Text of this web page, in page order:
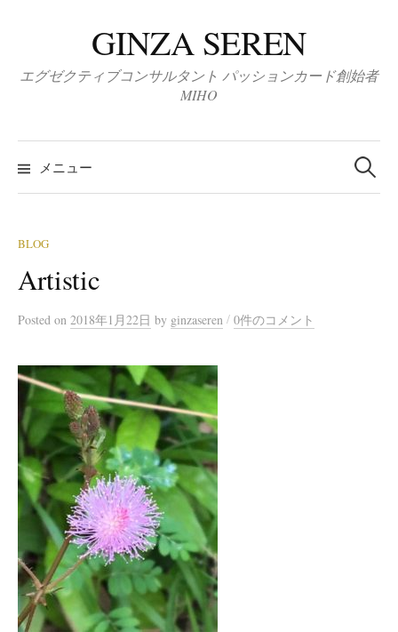
ン
キ
GINZA SEREN
エグゼクティブコンサルタント パッションカード創始者
MIHO
メニュー
検
索:
BLOG
Artistic
Posted on 2018年1月22日 by ginzaseren / 0件のコメント